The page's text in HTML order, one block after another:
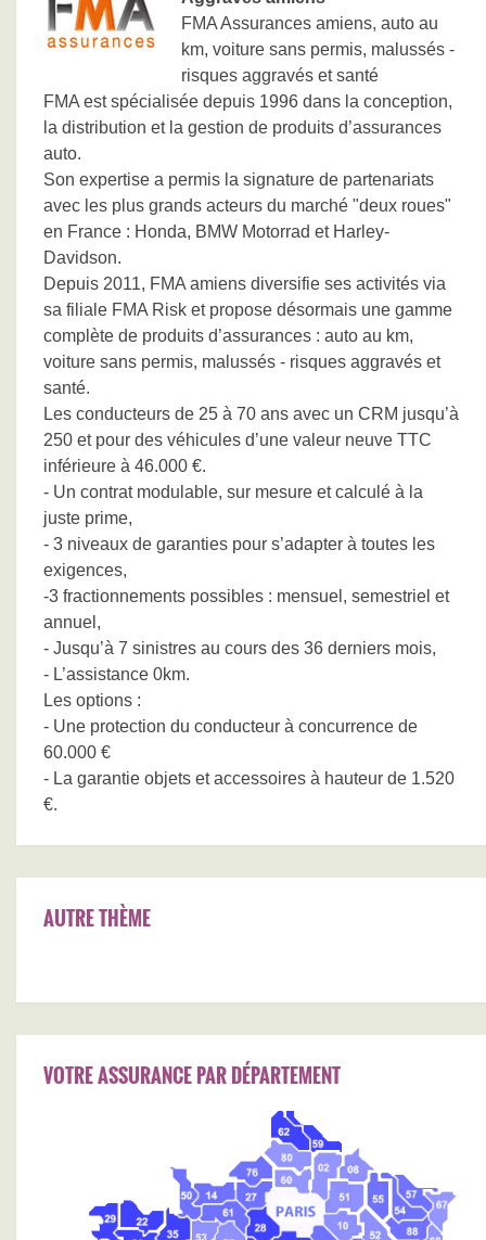
FMA Assurances amiens, auto au
km, voiture sans permis, malussés -
risques aggravés et santé
FMA est spécialisée depuis 1996 dans la conception,
la distribution et la gestion de produits d’assurances
auto.
Son expertise a permis la signature de partenariats
avec les plus grands acteurs du marché "deux roues"
en France : Honda, BMW Motorrad et Harley-
Davidson.
Depuis 2011, FMA amiens diversifie ses activités via
sa filiale FMA Risk et propose désormais une gamme
complète de produits d’assurances : auto au km,
voiture sans permis, malussés - risques aggravés et
santé.
Les conducteurs de 25 à 70 ans avec un CRM jusqu’à
250 et pour des véhicules d’une valeur neuve TTC
inférieure à 46.000 €.
- Un contrat modulable, sur mesure et calculé à la
juste prime,
- 3 niveaux de garanties pour s’adapter à toutes les
exigences,
-3 fractionnements possibles : mensuel, semestriel et
annuel,
- Jusqu’à 7 sinistres au cours des 36 derniers mois,
- L’assistance 0km.
Les options :
- Une protection du conducteur à concurrence de
60.000 €
- La garantie objets et accessoires à hauteur de 1.520
€.
AUTRE THÈME
VOTRE ASSURANCE PAR DÉPARTEMENT